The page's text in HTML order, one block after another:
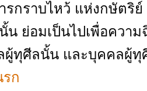
รกราบไหว้ แห่งกษัตริ
น ย่อมเป็นไปเพื่อควา
ผู้ทุศีลนั้น และบุคคลผู้ทุ
ก